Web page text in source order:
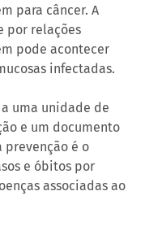
para câncer. A
por relações
pode acontecer
infectadas.
uma unidade de
e um documento
prevenção é o
e óbitos por
associadas ao